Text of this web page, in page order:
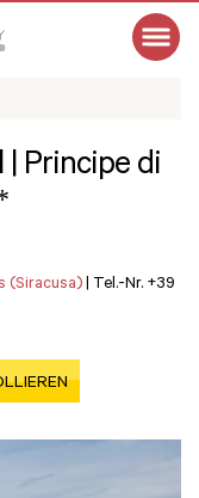
| Principe di
(Siracusa) | Tel.-Nr. +39